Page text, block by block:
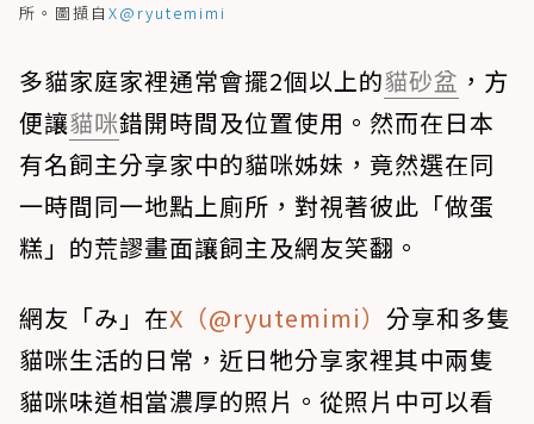
所。圖擷自 X@ryutemimi
多貓家庭家裡通常會擺2個以上的貓砂盆 ，方
便讓貓咪錯開時間及位置使用。然而在日本
有名飼主分享家中的貓咪姊妹，竟然選在同
一時間同一地點上廁所，對視著彼此「做蛋
糕」的荒謬畫面讓飼主及網友笑翻。
網友「み」在X（@ryutemimi） 分享和多隻
貓咪生活的日常，近日牠分享家裡其中兩隻
貓咪味道相當濃厚的照片。從照片中可以看